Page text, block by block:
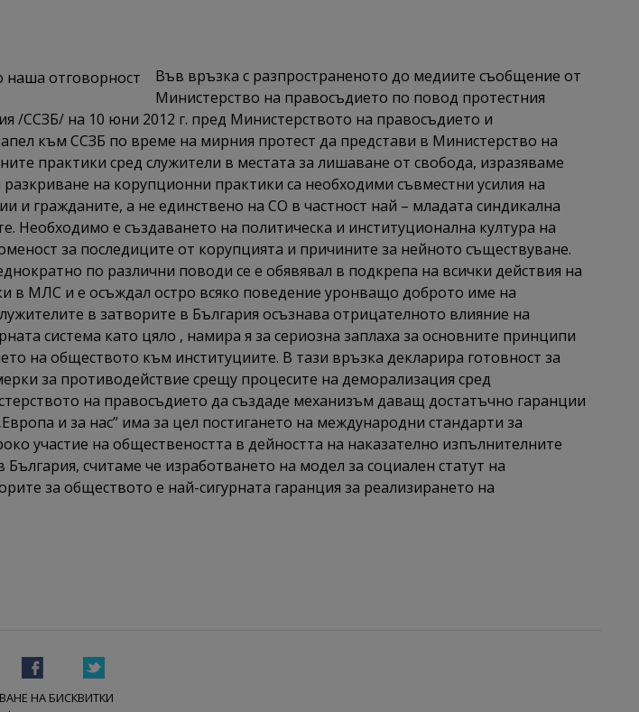
Във връзка с разпространеното до медиите съобщение от
Министерство на правосъдието по повод протестния
/ССЗБ/ на 10 юни 2012 г. пред Министерството на правосъдието и
към ССЗБ по време на мирния протест да представи в Министерство на
практики сред служители в местата за лишаване от свобода, изразяваме
на корупционни практики са необходими съвместни усилия на
и гражданите, а не единствено на СО в частност най – младата синдикална
Необходимо е създаването на политическа и институционална култура на
за последиците от корупцията и причините за нейното съществуване.
по различни поводи се е обявявал в подкрепа на всички действия на
в МЛС и е осъждал остро всяко поведение уронващо доброто име на
в затворите в България осъзнава отрицателното влияние на
система като цяло , намира я за сериозна заплаха за основните принципи
на обществото към институциите. В тази връзка декларира готовност за
за противодействие срещу процесите на деморализация сред
на правосъдието да създаде механизъм даващ достатъчно гаранции
и за нас” има за цел постигането на международни стандарти за
участие на обществеността в дейността на наказателно изпълнителните
считаме че изработването на модел за социален статут на
за обществото е най-сигурната гаранция за реализирането на
НА БИСКВИТКИ